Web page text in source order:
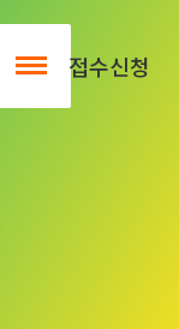
접수신청